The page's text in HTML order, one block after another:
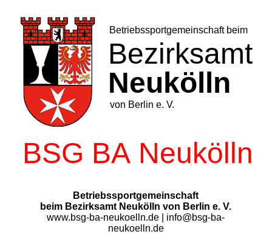
content
Betriebssportgemeinschaft
beim Bezirksamt Neukölln von Berlin e. V.
www.bsg-ba-neukoelln.de | info@bsg-ba-
neukoelln.de